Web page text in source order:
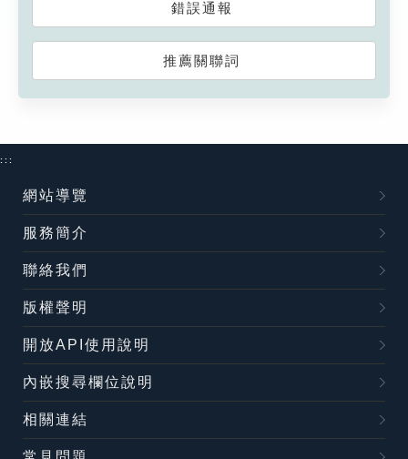
錯誤通報
推薦關聯詞
:::
網站導覽
服務簡介
聯絡我們
版權聲明
開放API使用說明
內嵌搜尋欄位說明
相關連結